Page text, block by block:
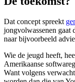
Dat concept spreekt
jongvolwassenen gaat
naar bijvoorbeeld
Wie de jeugd heeft,
Amerikaanse
Want volgens